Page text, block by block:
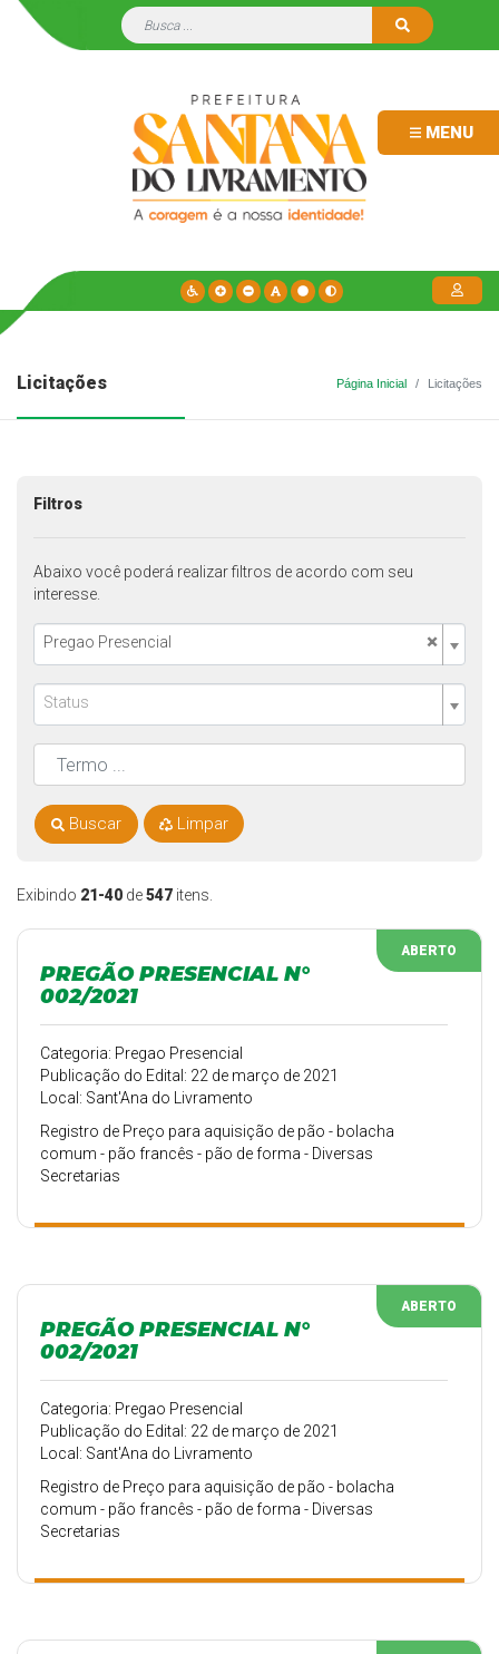
MENU
Licitações Página Inicial Licitações
Exibindo 21-40 de547 itens.
ABERTO
PREGÃO PRESENCIAL N°
002/2021
Categoria: Pregao Presencial
Publicação do Edital: 22 de março de 2021
Local: Sant'Ana do Livramento
Registro de Preço para aquisição de pão - bolacha
comum - pão francês - pão de forma - Diversas
Secretarias
ABERTO
PREGÃO PRESENCIAL N°
002/2021
Categoria: Pregao Presencial
Publicação do Edital: 22 de março de 2021
Local: Sant'Ana do Livramento
Registro de Preço para aquisição de pão - bolacha
comum - pão francês - pão de forma - Diversas
Secretarias
Filtros
Abaixo você poderá realizar filtros de acordo com seu
interesse.
×
Pregao Presencial
Status
Buscar Limpar